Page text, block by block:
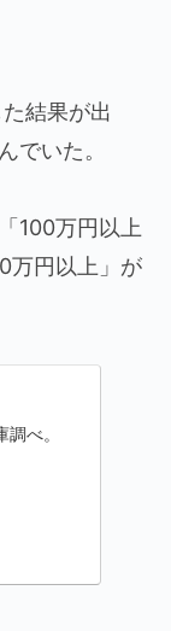
結果が出
でいた。
100万円以上
万円以上」が
べ。